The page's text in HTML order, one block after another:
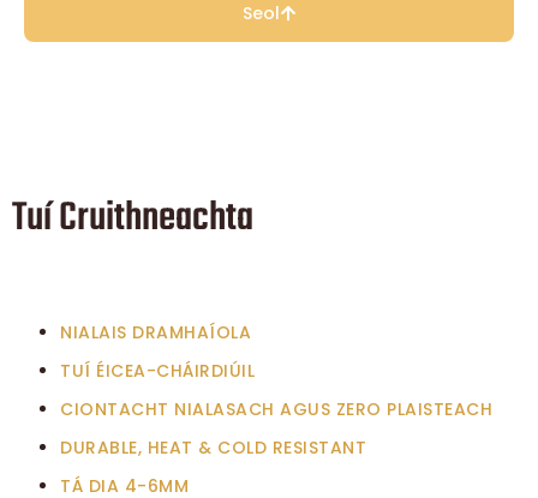
Seol
Tuí Cruithneachta
NIALAIS DRAMHAÍOLA
TUÍ ÉICEA-CHÁIRDIÚIL
CIONTACHT NIALASACH AGUS ZERO PLAISTEACH
DURABLE, HEAT & COLD RESISTANT
TÁ DIA 4-6MM